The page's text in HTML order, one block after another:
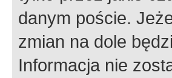
danym poście.
zmian na dole
Informacja nie